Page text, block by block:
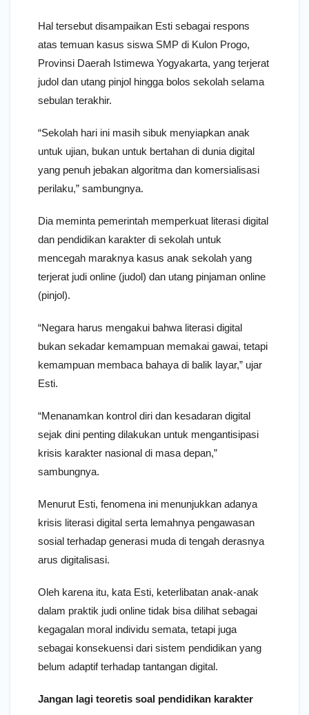
Hal tersebut disampaikan Esti sebagai respons
atas temuan kasus siswa SMP di Kulon Progo,
Provinsi Daerah Istimewa Yogyakarta, yang terjerat
judol dan utang pinjol hingga bolos sekolah selama
sebulan terakhir.
“Sekolah hari ini masih sibuk menyiapkan anak
untuk ujian, bukan untuk bertahan di dunia digital
yang penuh jebakan algoritma dan komersialisasi
perilaku,” sambungnya.
Dia meminta pemerintah memperkuat literasi digital
dan pendidikan karakter di sekolah untuk
mencegah maraknya kasus anak sekolah yang
terjerat judi online (judol) dan utang pinjaman online
(pinjol).
“Negara harus mengakui bahwa literasi digital
bukan sekadar kemampuan memakai gawai, tetapi
kemampuan membaca bahaya di balik layar,” ujar
Esti.
“Menanamkan kontrol diri dan kesadaran digital
sejak dini penting dilakukan untuk mengantisipasi
krisis karakter nasional di masa depan,”
sambungnya.
Menurut Esti, fenomena ini menunjukkan adanya
krisis literasi digital serta lemahnya pengawasan
sosial terhadap generasi muda di tengah derasnya
arus digitalisasi.
Oleh karena itu, kata Esti, keterlibatan anak-anak
dalam praktik judi online tidak bisa dilihat sebagai
kegagalan moral individu semata, tetapi juga
sebagai konsekuensi dari sistem pendidikan yang
belum adaptif terhadap tantangan digital.
Jangan lagi teoretis soal pendidikan karakter